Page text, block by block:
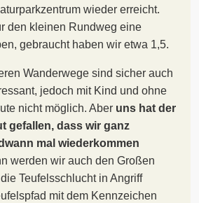
wieder erreicht.
den kleinen Rundweg eine
gebraucht haben wir etwa 1,5.
Wanderwege sind sicher auch
jedoch mit Kind und ohne
nicht möglich. Aber uns hat der
gefallen, dass wir ganz
mal wiederkommen
werden wir auch den Großen
Teufelsschlucht in Angriff
mit dem Kennzeichen